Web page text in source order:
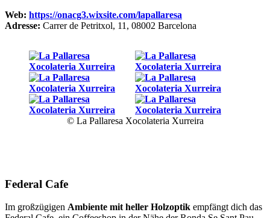
Web: https://onacg3.wixsite.com/lapallaresa
Adresse: Carrer de Petritxol, 11, 08002 Barcelona
© La Pallaresa Xocolateria Xurreira
Federal Cafe
Im großzügigen Ambiente mit heller Holzoptik empfängt dich das